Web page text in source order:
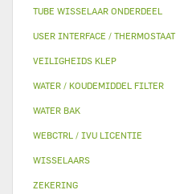
TUBE WISSELAAR ONDERDEEL
USER INTERFACE / THERMOSTAAT
VEILIGHEIDS KLEP
WATER / KOUDEMIDDEL FILTER
WATER BAK
WEBCTRL / IVU LICENTIE
WISSELAARS
ZEKERING